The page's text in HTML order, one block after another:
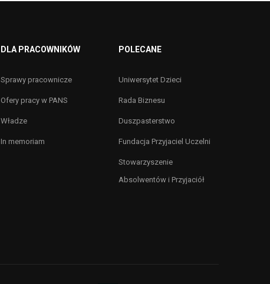
DLA PRACOWNIKÓW
Sprawy pracownicze
Ofery pracy w PANS
Władze
In memoriam
POLECANE
Uniwersytet Dzieci
Rada Biznesu
Duszpasterstwo
Fundacja Przyjaciel Uczelni
Stowarzyszenie
Absolwentów i Przyjaciół